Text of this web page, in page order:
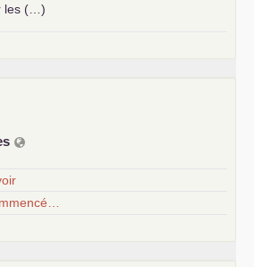
les (…)